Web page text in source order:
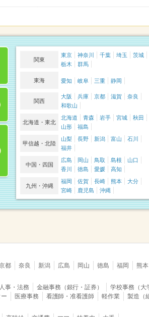
関東
東京 神奈川 千葉 埼玉
茨城
栃木
群馬
東海 愛知 岐阜 三重 静岡
関西
大阪 兵庫 京都 滋賀
奈良
和歌山
北海道・東北
北海道 青森 岩手 宮城
秋田
山形
福島
甲信越・北陸
山梨 長野 新潟 富山
石川
福井
中国・四国
広島 岡山 鳥取 島根
山口
香川
徳島 愛媛 高知
九州・沖縄
福岡 佐賀 長崎 熊本
大分
宮崎
鹿児島 沖縄
都 奈良 新潟 広島 岡山 徳島 福岡 熊本
事・法務 金融事務（銀行・証券） 学校事務（大
医療事務 看護師・准看護師 軽作業 製造（